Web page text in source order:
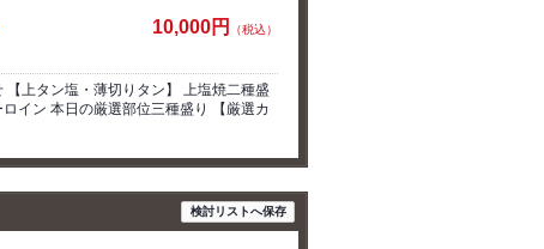
10,000円 （税込）
【上タン塩・薄切りタン】 上塩焼二種盛
イン 本日の厳選部位三種盛り 【厳選カ
検討リストへ保存